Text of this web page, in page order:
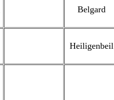
Belgard
Heiligenbeil